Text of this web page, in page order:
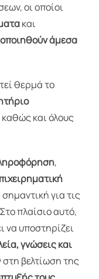
οι οποίοι
και
άμεσα
θερμά το
και όλους
,
για τις
πλαίσιο αυτό,
να υποστηρίζει
γνώσεις και
βελτίωση της